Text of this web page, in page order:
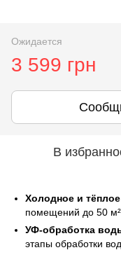
Ожидается
3 599 грн
В
Холодное и
помещений до 50 м².
УФ-обработка
этапы обработки